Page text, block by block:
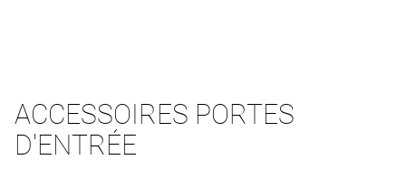
ACCESSOIRES PORTES
D'ENTRÉE